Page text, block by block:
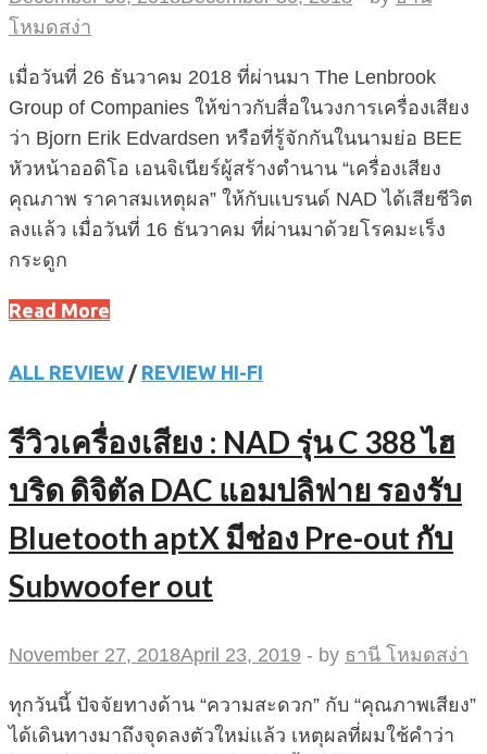
โหมดสง่า
เมื่อวันที่ 26 ธันวาคม 2018 ที่ผ่านมา The Lenbrook
Group of Companies ให้ข่าวกับสื่อในวงการเครื่องเสียง
ว่า Bjorn Erik Edvardsen หรือที่รู้จักกันในนามย่อ BEE
หัวหน้าออดิโอ เอนจิเนียร์ผู้สร้างตำนาน “เครื่องเสียง
คุณภาพ ราคาสมเหตุผล” ให้กับแบรนด์ NAD ได้เสียชีวิต
ลงแล้ว เมื่อวันที่ 16 ธันวาคม ที่ผ่านมาด้วยโรคมะเร็ง
กระดูก
Read More
ALL REVIEW / REVIEW HI-FI
รีวิวเครื่องเสียง : NAD รุ่น C 388 ไฮ
บริด ดิจิตัล DAC แอมปลิฟาย รองรับ
Bluetooth aptX มีช่อง Pre-out กับ
Subwoofer out
November 27, 2018April 23, 2019 - by ธานี โหมดสง่า
ทุกวันนี้ ปัจจัยทางด้าน “ความสะดวก” กับ “คุณภาพเสียง”
ได้เดินทางมาถึงจุดลงตัวใหม่แล้ว เหตุผลที่ผมใช้คำว่า